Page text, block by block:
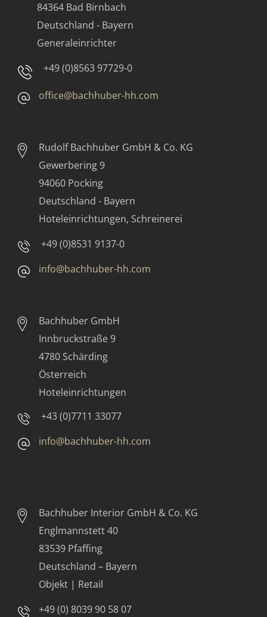
84364 Bad Birnbach
Deutschland - Bayern
Generaleinrichter
+49 (0)8563 97729-0
office@bachhuber-hh.com
Rudolf Bachhuber GmbH & Co. KG
Gewerbering 9
94060 Pocking
Deutschland - Bayern
Hoteleinrichtungen, Schreinerei
+49 (0)8531 9137-0
info@bachhuber-hh.com
Bachhuber GmbH
Innbruckstraße 9
4780 Schärding
Österreich
Hoteleinrichtungen
+43 (0)7711 33077
info@bachhuber-hh.com
Bachhuber Interior GmbH & Co. KG
Englmannstett 40
83539 Pfaffing
Deutschland – Bayern
Objekt | Retail
+49 (0) 8039 90 58 07